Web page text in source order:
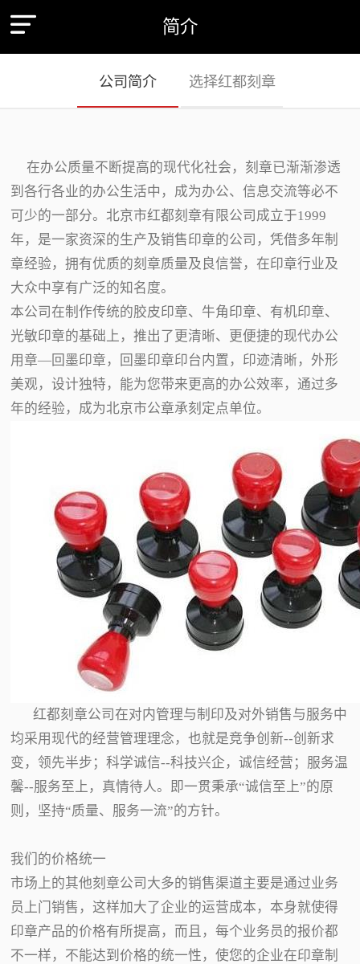
简介
公司简介 选择红都刻章
在办公质量不断提高的现代化社会，刻章已渐渐渗透
到各行各业的办公生活中，成为办公、信息交流等必不
可少的一部分。北京市红都刻章有限公司成立于1999
年，是一家资深的生产及销售印章的公司，凭借多年制
章经验，拥有优质的刻章质量及良信誉，在印章行业及
大众中享有广泛的知名度。
本公司在制作传统的胶皮印章、牛角印章、有机印章、
光敏印章的基础上，推出了更清晰、更便捷的现代办公
用章—回墨印章，回墨印章印台内置，印迹清晰，外形
美观，设计独特，能为您带来更高的办公效率，通过多
年的经验，成为北京市公章承刻定点单位。
红都刻章公司在对内管理与制印及对外销售与服务中
均采用现代的经营管理理念，也就是竞争创新--创新求
变，领先半步；科学诚信--科技兴企，诚信经营；服务温
馨--服务至上，真情待人。即一贯秉承“诚信至上”的原
则，坚持“质量、服务一流”的方针。
我们的价格统一
市场上的其他刻章公司大多的销售渠道主要是通过业务
员上门销售，这样加大了企业的运营成本，本身就使得
印章产品的价格有所提高，而且，每个业务员的报价都
不一样，不能达到价格的统一性，使您的企业在印章制